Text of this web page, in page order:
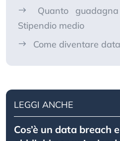
Quanto
Stipendio medio
Come diventare
LEGGI ANCHE
Cos’è un data breach